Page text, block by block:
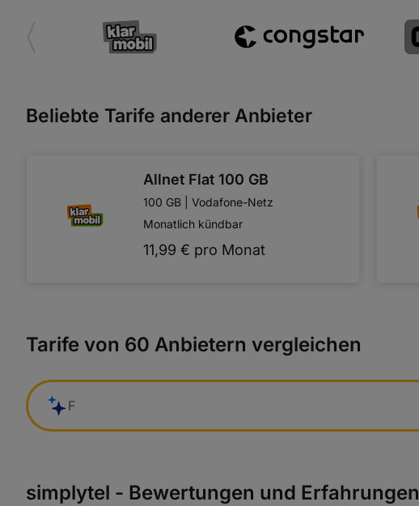
Beliebte Tarife anderer Anbieter
Allnet Flat 100 GB
100 GB | Vodafone-Netz
Monatlich kündbar
11,99 € pro Monat
Allnet Flat 80 GB 5G
Allnet Flat 40 GB 5G
Tarife von 60 Anbietern vergleichen
Finde ein
simplytel - Bewertungen und Erfahrungen